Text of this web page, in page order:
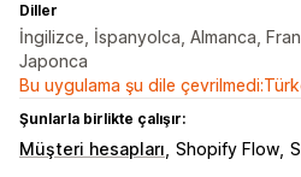
Diller
İngilizce, İspanyolca, Almanca,
Japonca
Bu uygulama şu dile
Şunlarla birlikte çalışır:
Müşteri hesapları Shopify Flow